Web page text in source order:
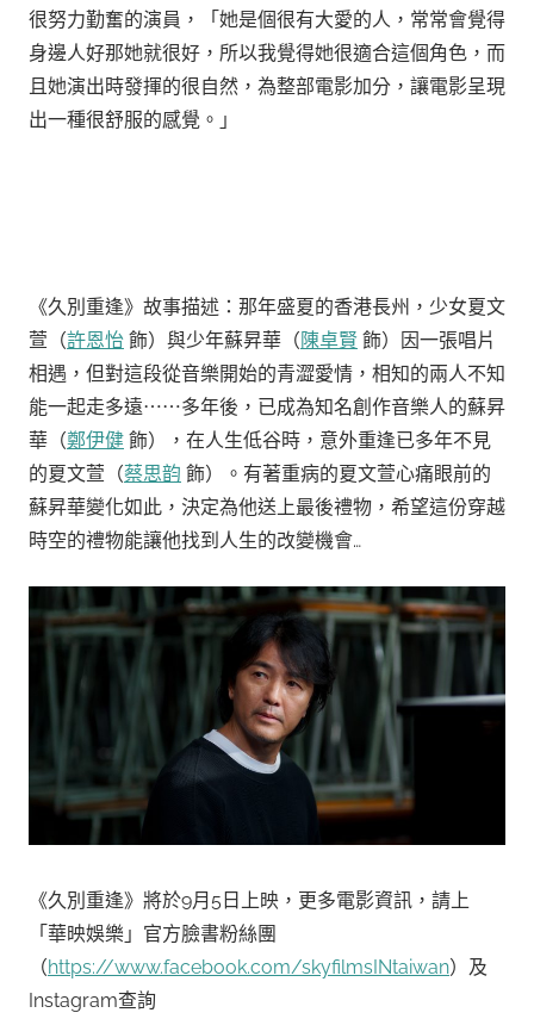
很努力勤奮的演員，「她是個很有大愛的人，常常會覺得
身邊人好那她就很好，所以我覺得她很適合這個角色，而
且她演出時發揮的很自然，為整部電影加分，讓電影呈現
出一種很舒服的感覺。」
《久別重逢》故事描述：那年盛夏的香港長州，少女夏文
萱（許恩怡 飾）與少年蘇昇華（ 陳卓賢 飾）因一張唱片
相遇，但對這段從音樂開始的青澀愛情，相知的兩人不知
能一起走多遠⋯⋯多年後，已成為知名創作音樂人的蘇昇
華（鄭伊健 飾），在人生低谷時，意外重逢已多年不見
的夏文萱（蔡思韵 飾）。有著重病的夏文萱心痛眼前的
蘇昇華變化如此，決定為他送上最後禮物，希望這份穿越
時空的禮物能讓他找到人生的改變機會…
《久別重逢》將於9月5日上映，更多電影資訊，請上
「華映娛樂」官方臉書粉絲團
（https://www.facebook.com/skyfilmsINtaiwan）及
Instagram查詢